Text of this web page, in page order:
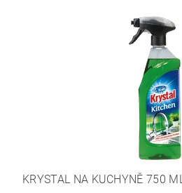
KRYSTAL NA KUCHYNĚ 750 ML